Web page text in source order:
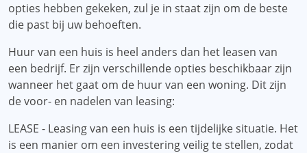
opties hebben gekeken, zul je in staat zijn om de beste
die past bij uw behoeften.
Huur van een huis is heel anders dan het leasen van
een bedrijf. Er zijn verschillende opties beschikbaar zijn
wanneer het gaat om de huur van een woning. Dit zijn
de voor- en nadelen van leasing:
LEASE - Leasing van een huis is een tijdelijke situatie. Het
is een manier om een ​​investering veilig te stellen, zodat